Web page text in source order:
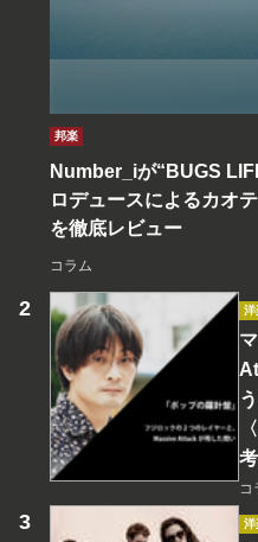
邦楽
Number_iが“BUGS
ロデュースによるカオ
を徹底レビュー
コラム
洋
コ
洋